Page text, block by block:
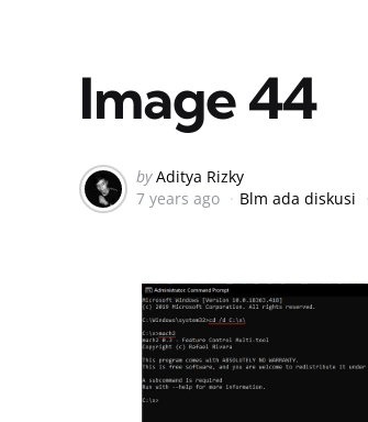
Image 44
Posted
by
by Aditya Rizky
7 years ago
Blm ada diskusi